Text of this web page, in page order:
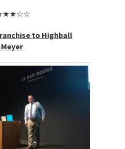
★★★☆☆
to Highball